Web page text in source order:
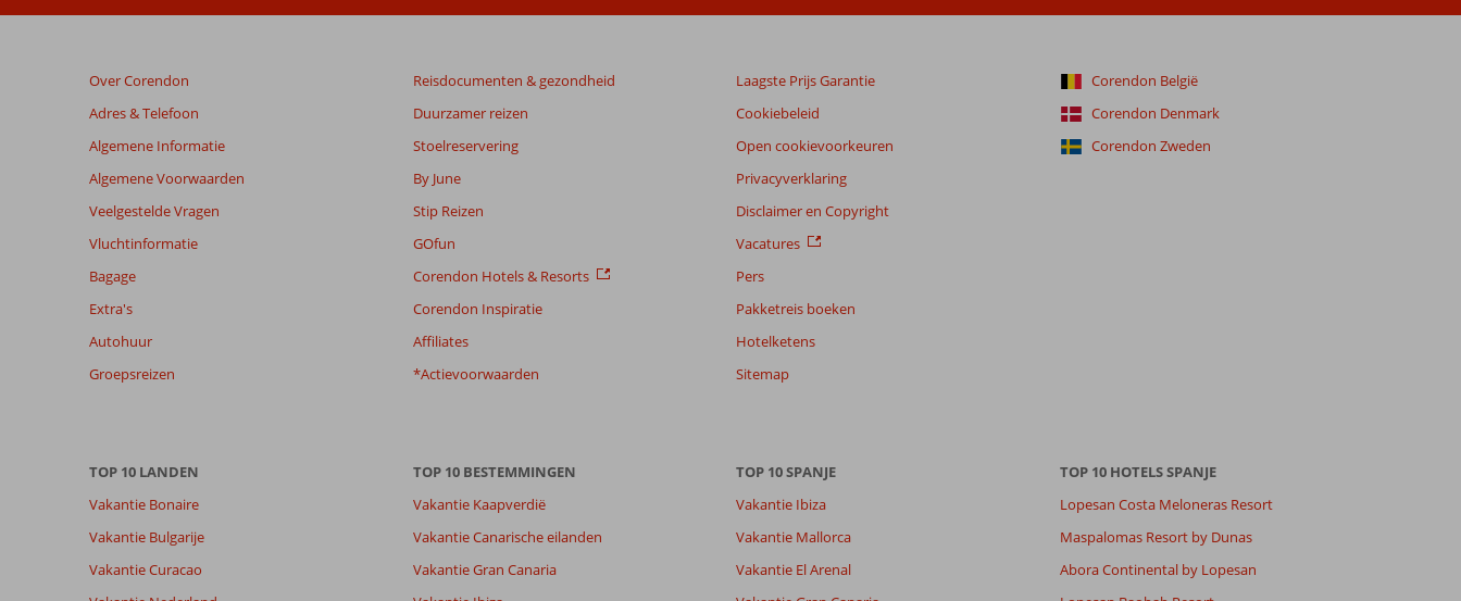
zijn
maanden
worden
niet
meer
weergegeven
om
de
relevantie
van
Meer
beoordelingen.
Over Corendon
Adres & Telefoon
Algemene Informatie
Algemene Voorwaarden
Veelgestelde Vragen
Vluchtinformatie
Bagage
Extra's
Autohuur
Groepsreizen
Reisdocumenten & gezondheid
Duurzamer reizen
Stoelreservering
By June
Stip Reizen
GOfun
Corendon Hotels & Resorts
Corendon Inspiratie
Affiliates
*Actievoorwaarden
Laagste Prijs Garantie
Cookiebeleid
Open cookievoorkeuren
Privacyverklaring
Disclaimer en Copyright
Vacatures
Pers
Pakketreis boeken
Hotelketens
Sitemap
Corendon België
Corendon Denmark
Corendon Zweden
TOP 10 LANDEN
Vakantie Bonaire
Vakantie Bulgarije
Vakantie Curacao
TOP 10 BESTEMMINGEN
Vakantie Kaapverdië
Vakantie Canarische eilanden
Vakantie Gran Canaria
TOP 10 SPANJE
Vakantie Ibiza
Vakantie Mallorca
Vakantie El Arenal
TOP 10 HOTELS SPANJE
Lopesan Costa Meloneras Resort
Maspalomas Resort by Dunas
Abora Continental by Lopesan